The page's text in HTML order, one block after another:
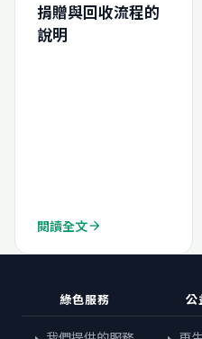
捐贈與回收流程的
說明
閱讀全文arrow_forward
綠色服務 公